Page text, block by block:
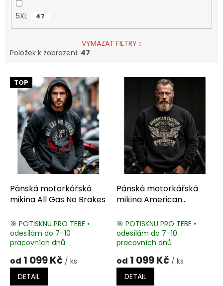
5XL 47
VYMAZAT FILTRY
Položek k zobrazení: 47
V TOP
Pánská motorkářská
mikina All Gas No Brakes
🎯 POTISKNU PRO TEBE •
odesílám do 7–10
pracovních dnů
od 1 099 Kč / ks
DETAIL
Pánská motorkářská
mikina American
🎯 POTISKNU PRO TEBE •
odesílám do 7–10
pracovních dnů
od 1 099 Kč / ks
DETAIL